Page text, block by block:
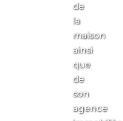
de
la
maison
ainsi
que
de
son
agence